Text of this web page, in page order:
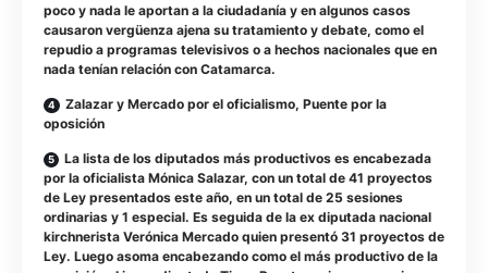
poco y nada le aportan a la ciudadanía y en algunos casos
causaron vergüenza ajena su tratamiento y debate, como el
repudio a programas televisivos o a hechos nacionales que en
nada tenían relación con Catamarca.
Zalazar y Mercado por el oficialismo, Puente por la
oposición
La lista de los diputados más productivos es encabezada
por la oficialista Mónica Salazar, con un total de 41 proyectos
de Ley presentados este año, en un total de 25 sesiones
ordinarias y 1 especial. Es seguida de la ex diputada nacional
kirchnerista Verónica Mercado quien presentó 31 proyectos de
Ley. Luego asoma encabezando como el más productivo de la